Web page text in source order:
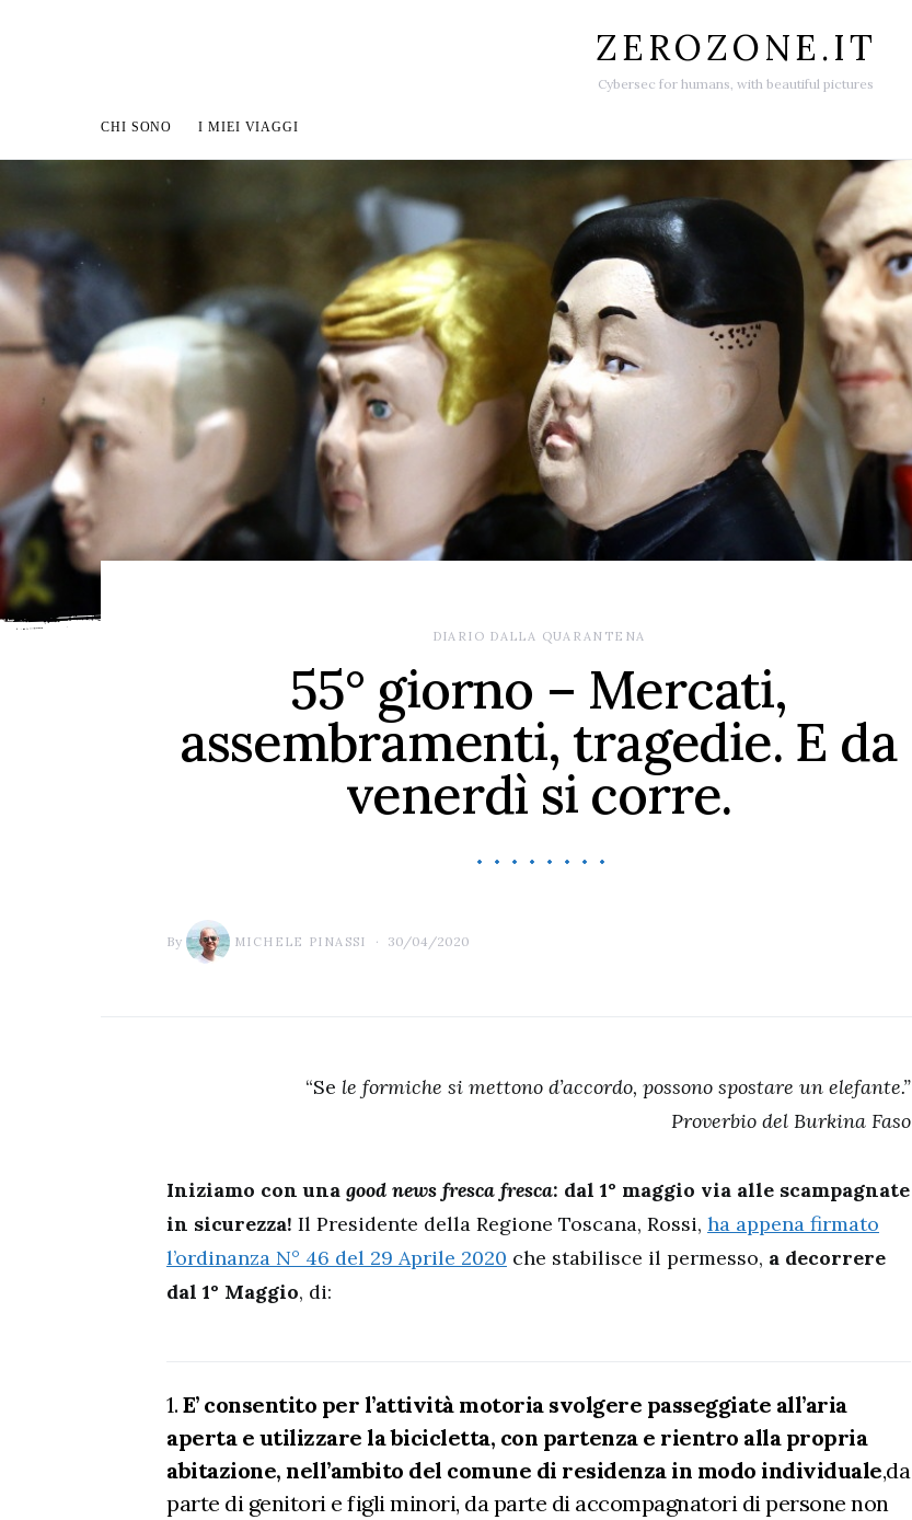
ZEROZONE.IT
Cybersec for humans, with beautiful pictures
CHI SONO I MIEI VIAGGI
DIARIO DALLA QUARANTENA
55° giorno – Mercati,
assembramenti, tragedie. E da
venerdì si corre.
By MICHELE PINASSI 30/04/2020
“Se le formiche si mettono d’accordo, possono spostare un elefante.”
Proverbio del Burkina Faso
Iniziamo con una good news fresca fresca: dal 1° maggio via alle scampagnate
in sicurezza! Il Presidente della Regione Toscana, Rossi, ha appena firmato
l’ordinanza N° 46 del 29 Aprile 2020 che stabilisce il permesso, a decorrere
dal 1° Maggio, di:
1. E’ consentito per l’attività motoria svolgere passeggiate all’aria
aperta e utilizzare la bicicletta, con partenza e rientro alla propria
abitazione, nell’ambito del comune di residenza in modo individuale,da
parte di genitori e figli minori, da parte di accompagnatori di persone non